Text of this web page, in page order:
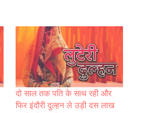
दो साल तक पति के साथ रही और
फिर इंदौरी दुल्‍हन ले उड़ी दस लाख